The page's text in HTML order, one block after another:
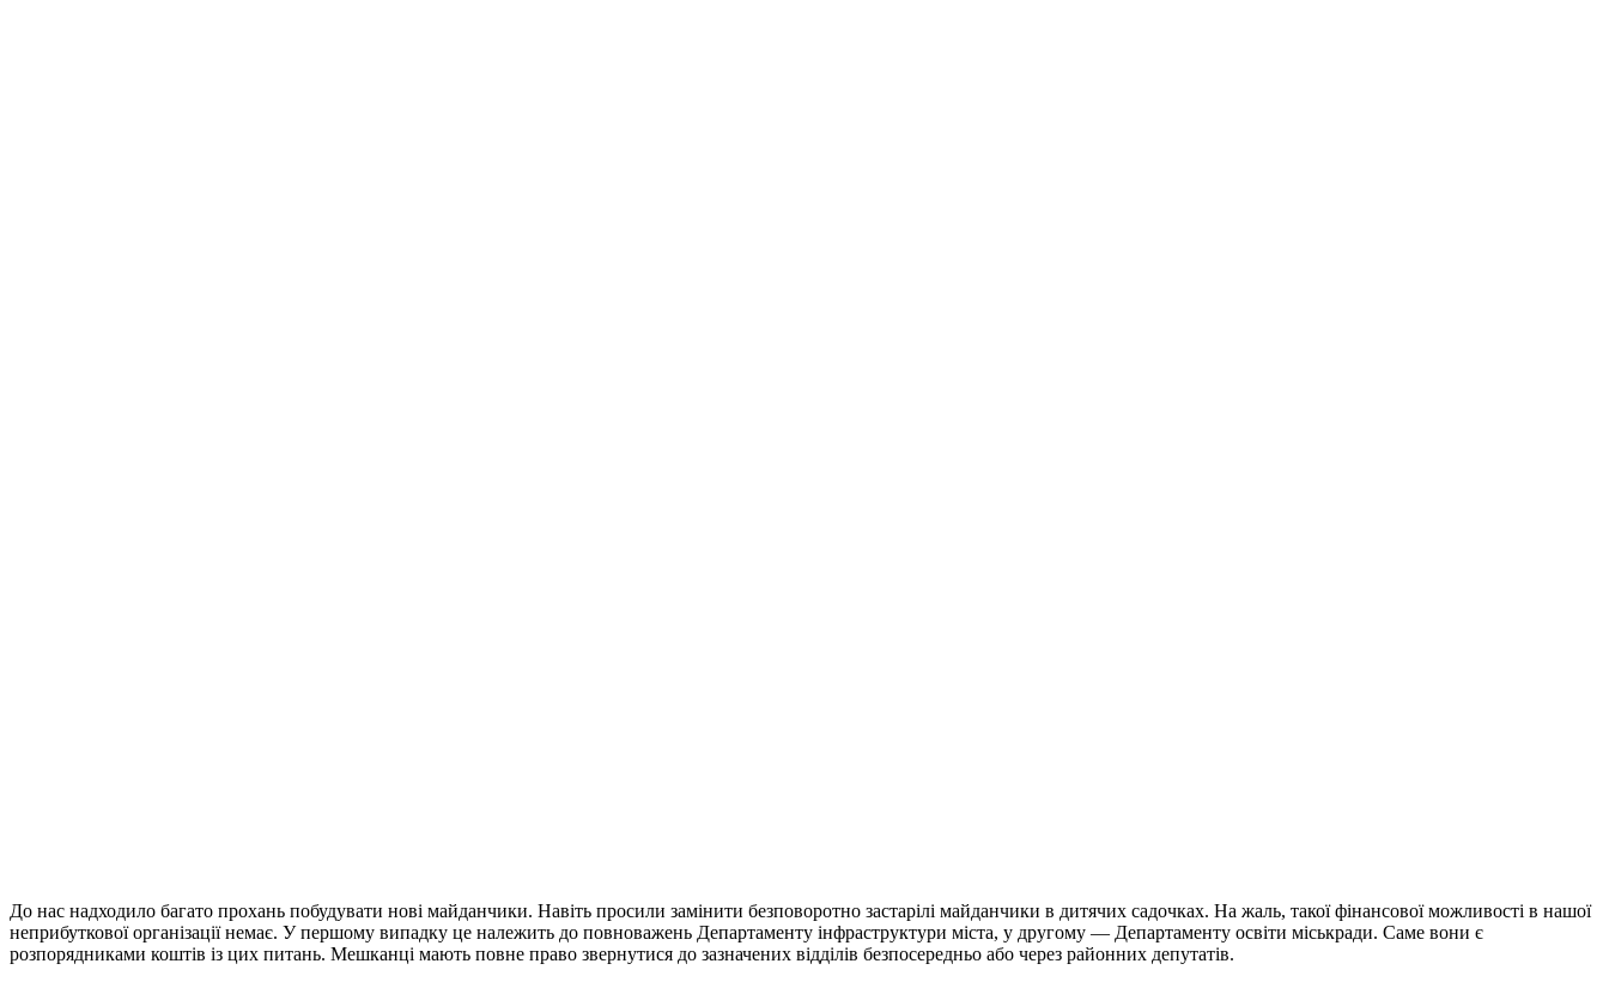
До нас надходило багато прохань побудувати нові майданчики. Навіть просили замінити безповоротно застарілі майданчики в дитячих садочках. На жаль, такої фінансової можливості в нашої
неприбуткової організації немає. У першому випадку це належить до повноважень Департаменту інфраструктури міста, у другому — Департаменту освіти міськради. Саме вони є
розпорядниками коштів із цих питань. Мешканці мають повне право звернутися до зазначених відділів безпосередньо або через районних депутатів.